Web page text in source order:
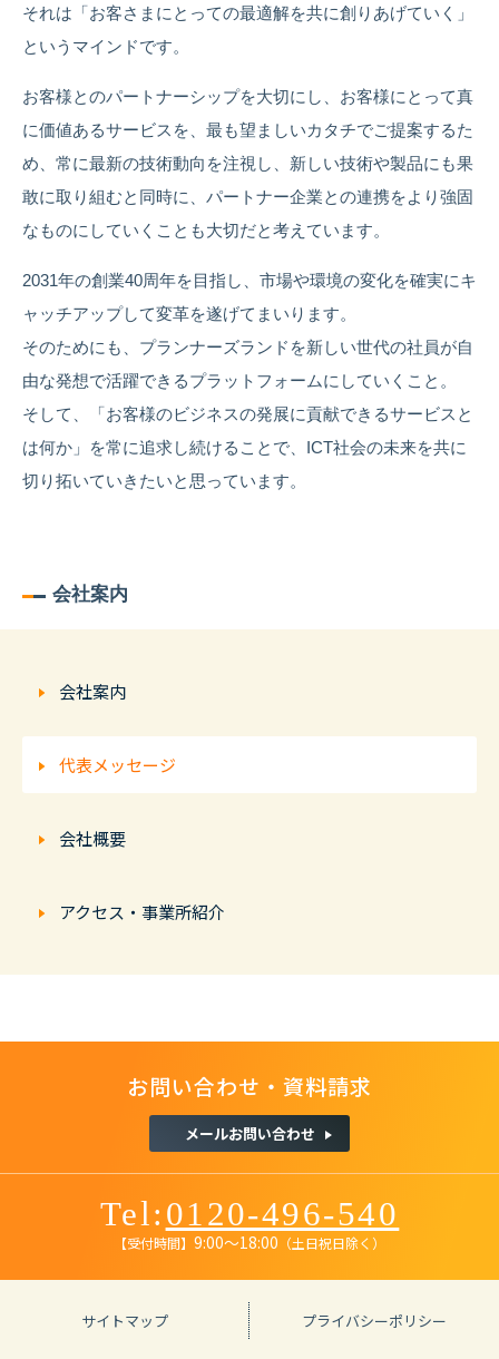
それは「お客さまにとっての最適解を共に創りあげていく」
というマインドです。
お客様とのパートナーシップを大切にし、お客様にとって真
に価値あるサービスを、最も望ましいカタチでご提案するた
め、常に最新の技術動向を注視し、新しい技術や製品にも果
敢に取り組むと同時に、パートナー企業との連携をより強固
なものにしていくことも大切だと考えています。
2031年の創業40周年を目指し、市場や環境の変化を確実にキ
ャッチアップして変革を遂げてまいります。
そのためにも、プランナーズランドを新しい世代の社員が自
由な発想で活躍できるプラットフォームにしていくこと。
そして、「お客様のビジネスの発展に貢献できるサービスと
は何か」を常に追求し続けることで、ICT社会の未来を共に
切り拓いていきたいと思っています。
会社案内
会社案内
代表メッセージ
会社概要
アクセス・事業所紹介
お問い合わせ ・ 資料請求
メールお問い合わせ
Tel: 0120-496-540
【受付時間】 9:00〜18:00 （土日祝日除く）
サイトマップ プライバシーポリシー